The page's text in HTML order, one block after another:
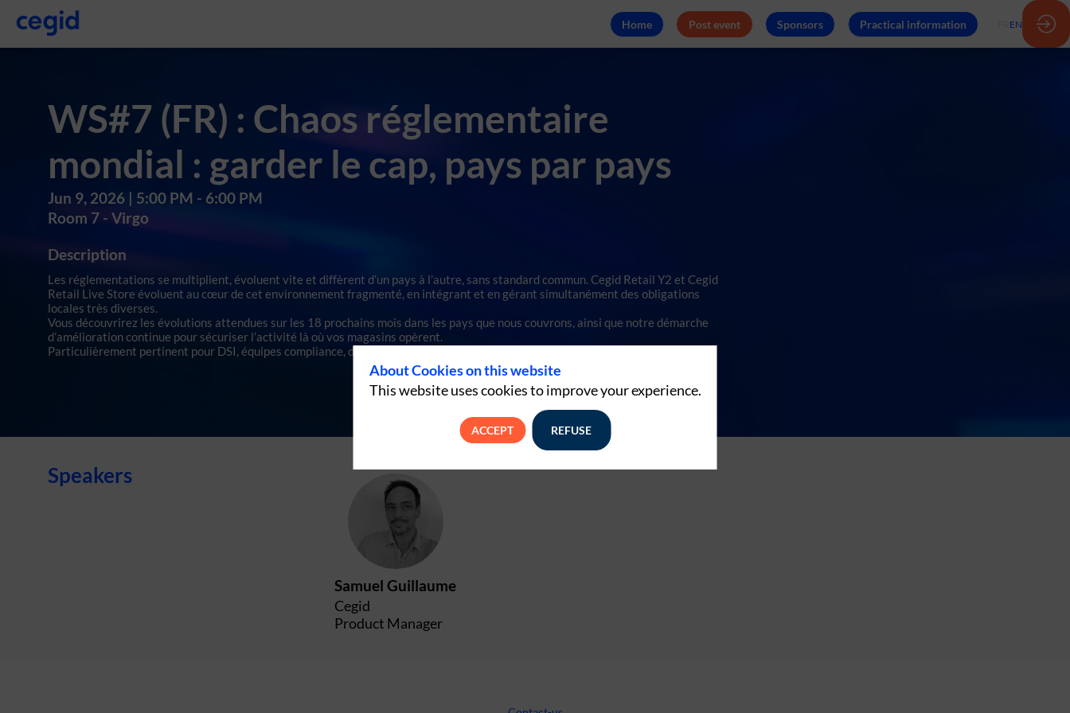
Home Post event Sponsors Practical information EN
WS#7 (FR) : Chaos réglementaire
mondial : garder le cap, pays par pays
Jun 9, 2026 5:00 PM - 6:00 PM
Room 7 - Virgo
Description
Les réglementations se multiplient, évoluent vite et diffèrent d’un pays à l’autre, sans standard commun. Cegid Retail Y2 et Cegid
Retail Live Store évoluent au cœur de cet environnement fragmenté, en intégrant et en gérant simultanément des obligations
locales très diverses.
Vous découvrirez les évolutions attendues sur les 18 prochains mois dans les pays que nous couvrons, ainsi que notre démarche
d’amélioration continue pour sécuriser l’activité là où vos magasins opèrent.
Particulièrement pertinent pour DSI, équipes compliance, directions internationales.
Speakers
SG
Samuel Guillaume
Cegid
Product Manager
About Cookies on this website
This website uses cookies to improve your experience.
ACCEPT REFUSE